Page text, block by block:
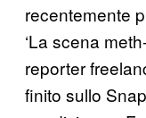
recentemente
‘La scena
reporter
finito sullo